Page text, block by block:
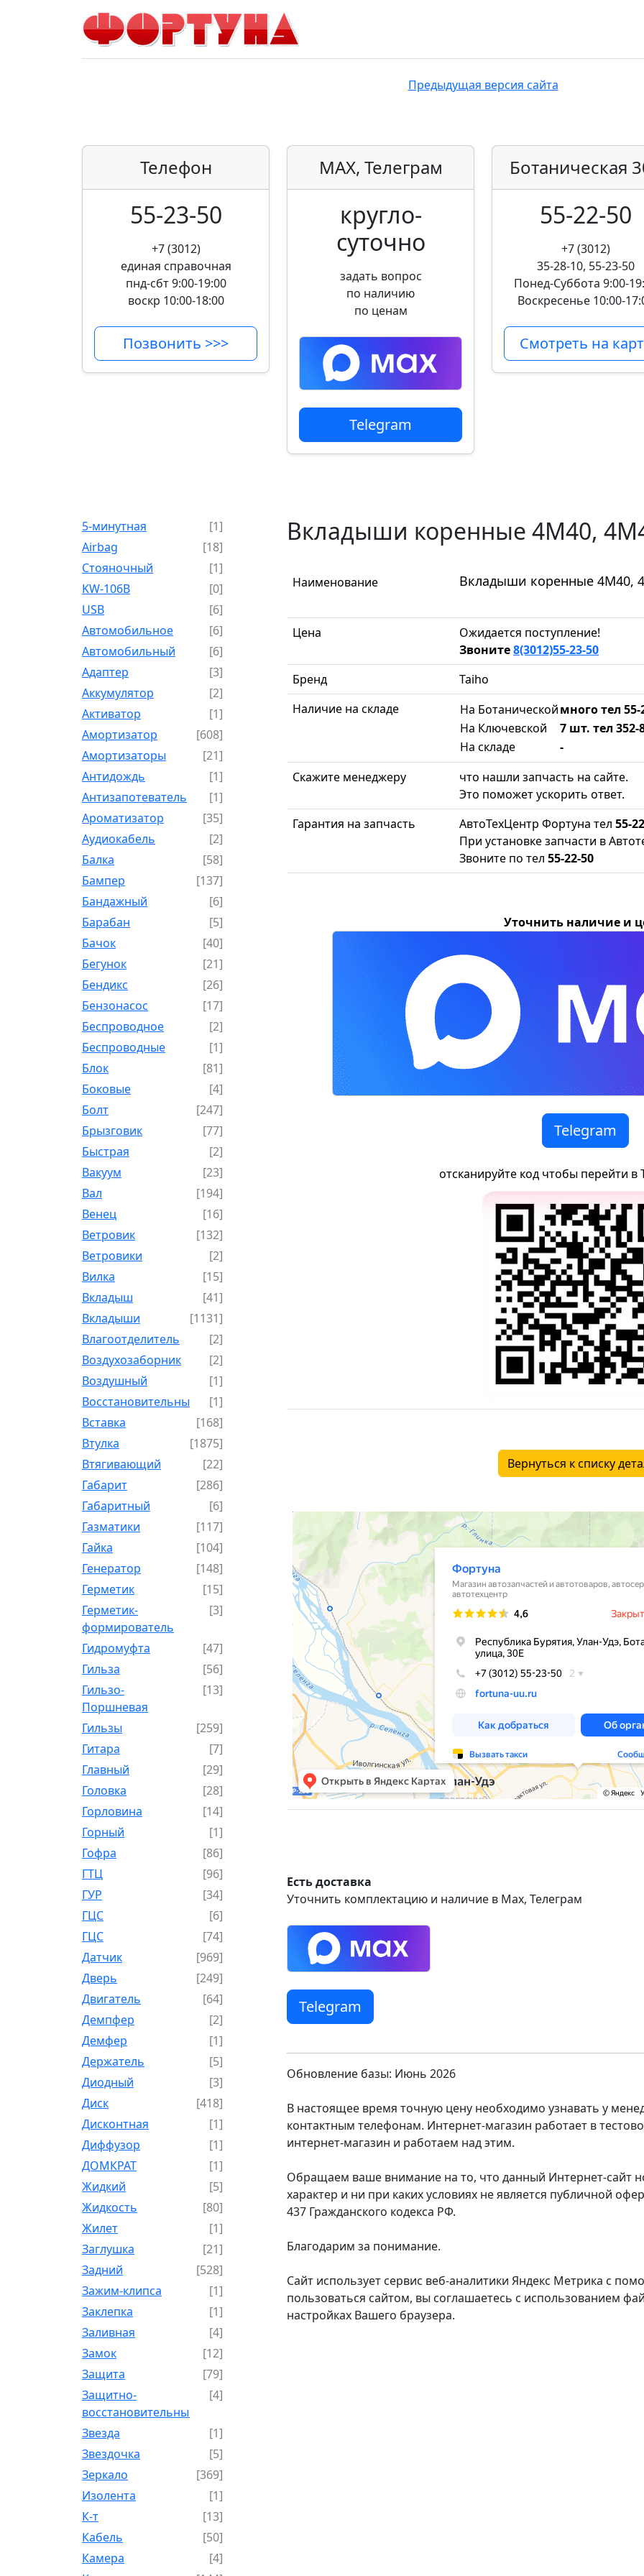
Предыдущая версия сайта
Телефон
55-23-50
+7 (3012)
единая справочная
пнд-сбт 9:00-19:00
воскр 10:00-18:00
Позвонить >>>
MAX, Телеграм
кругло­
суточно
задать вопрос
по наличию
по ценам
Telegram
Ботаническая
55-22-50
+7 (3012)
35-28-10, 55-23-50
Понед-Суббота 9:00-
Воскресенье 10:00-
Смотреть на
5-минутная
[1]
Airbag
[18]
Cтояночный
[1]
KW-106B
[0]
USB
[6]
Автомобильное
[6]
Автомобильный
[6]
Адаптер
[3]
Аккумулятор
[2]
Активатор
[1]
Амортизатор
[608]
Амортизаторы
[21]
Антидождь
[1]
Антизапотеватель
[1]
Ароматизатор
[35]
Аудиокабель
[2]
Балка
[58]
Бампер
[137]
Бандажный
[6]
Барабан
[5]
Бачок
[40]
Бегунок
[21]
Бендикс
[26]
Бензонасос
[17]
Беспроводное
[2]
Беспроводные
[1]
Блок
[81]
Боковые
[4]
Болт
[247]
Брызговик
[77]
Быстрая
[2]
Вакуум
[23]
Вал
[194]
Венец
[16]
Ветровик
[132]
Ветровики
[2]
Вилка
[15]
Вкладыш
[41]
Вкладыши
[1131]
Влагоотделитель
[2]
Воздухозаборник
[2]
Воздушный
[1]
Восстановительный
[1]
Вставка
[168]
Втулка
[1875]
Втягивающий
[22]
Габарит
[286]
Габаритный
[6]
Газматики
[117]
Гайка
[104]
Генератор
[148]
Герметик
[15]
Герметик-
формирователь
[3]
Гидромуфта
[47]
Гильза
[56]
Гильзо-
Поршневая
[13]
Гильзы
[259]
Гитара
[7]
Главный
[29]
Головка
[28]
Горловина
[14]
Горный
[1]
Гофра
[86]
ГТЦ
[96]
ГУР
[34]
ГЦC
[6]
ГЦС
[74]
Датчик
[969]
Дверь
[249]
Двигатель
[64]
Демпфер
[2]
Демфер
[1]
Держатель
[5]
Диодный
[3]
Диск
[418]
Дисконтная
[1]
Диффузор
[1]
ДОМКРАТ
[1]
Жидкий
[5]
Жидкость
[80]
Жилет
[1]
Заглушка
[21]
Задний
[528]
Зажим-клипса
[1]
Заклепка
[1]
Заливная
[4]
Замок
[12]
Защита
[79]
Защитно-
восстановительный
[4]
Звезда
[1]
Звездочка
[5]
Зеркало
[369]
Изолента
[1]
К-т
[13]
Кабель
[50]
Камера
[4]
Вкладыши коренные 4M40,
Наименование Вкладыши коренные 4M40,
Цена
Ожидается поступление!
Звоните8(3012)55-23-50
Бренд
Taiho
Наличие на складе
На Ботаническоймного тел 55-
На Ключевской
7 шт. тел 352-
На складе
-
Скажите менеджеру
что нашли запчасть на сайте.
Это поможет ускорить ответ.
Гарантия на запчасть
АвтоТехЦентр Фортуна тел 55-
При установке запчасти в
Звоните по тел 55-22-50
Уточнить наличие и
Telegram
отсканируйте код чтобы перейти в
Вернуться к списку
Есть доставка
Уточнить комплектацию и наличие в Max, Телеграм
Telegram
Обновление базы: Июнь 2026
В настоящее время точную цену необходимо узнавать у
контактным телефонам. Интернет-магазин работает в
интернет-магазин и работаем над этим.
Обращаем ваше внимание на то, что данный Интернет-сайт
характер и ни при каких условиях не является публичной
437 Гражданского кодекса РФ.
Благодарим за понимание.
Сайт использует сервис веб-аналитики Яндекс Метрика с
пользоваться сайтом, вы соглашаетесь с использованием
настройках Вашего браузера.